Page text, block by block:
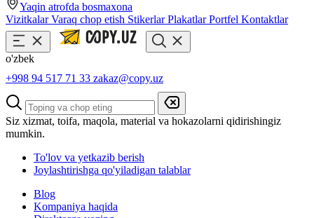
Yaqin atrofda bosmaxona
VizitkalarVaraq chop etish StikerlarPlakatlarPortfel Kontaktlar
o'zbek
+998 94 517 71 33 zakaz@copy.uz
Siz xizmat, toifa, maqola, material va hokazolarni qidirishingiz
mumkin.
To'lov va yetkazib berish
Joylashtirishga qo'yiladigan talablar
Blog
Kompaniya haqida